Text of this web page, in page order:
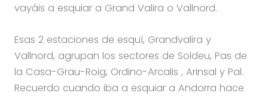
vayáis a esquiar a Grand Valira o Vallnord.
Esas 2 estaciones de esquí, Grandvalira y
Vallnord, agrupan los sectores de Soldeu, Pas de
la Casa-Grau-Roig, Ordino-Arcalis , Arinsal y Pal.
Recuerdo cuando iba a esquiar a Andorra hace